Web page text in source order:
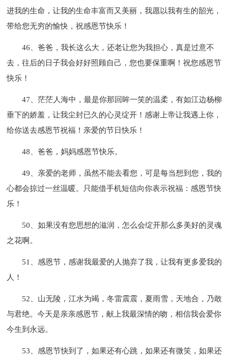
进我的生命，让我的生命丰富而又美丽，我愿以我有生的韶光，
带给您无穷的愉快，祝感恩节快乐！
46、爸爸，我长这么大，还老让您为我担心，真是过意不
去，往后的日子我会好好照顾自己，您也要保重啊！祝您感恩节
快乐！
47、茫茫人海中，最是你那回眸一笑的温柔，有如江边杨柳
垂下的娇羞，让我尘封已久的心灵绽开！感谢上帝让我遇上你，
给你送去感恩节祝福！亲爱的节日快乐！
48、爸爸，妈妈感恩节快乐。
49、亲爱的老师，虽然不能去看您，可是每当想到您，我的
心都会掠过一丝温暖。只能借手机短信向你表示祝福：感恩节快
乐！
50、如果没有您思想的滋润，怎么会绽开那么多美好的灵魂
之花啊。
51、感恩节，感谢我最爱的人抛弃了我，让我有更多爱我的
人！
52、山无陵，江水为竭，冬雷震震，夏雨雪，天地合，乃敢
与君绝。今天是亲亲感恩节，献上我最深情的吻，相信我会爱你
今生到永远。
53、感恩节快到了，如果还有心跳，如果还有微笑，如果还